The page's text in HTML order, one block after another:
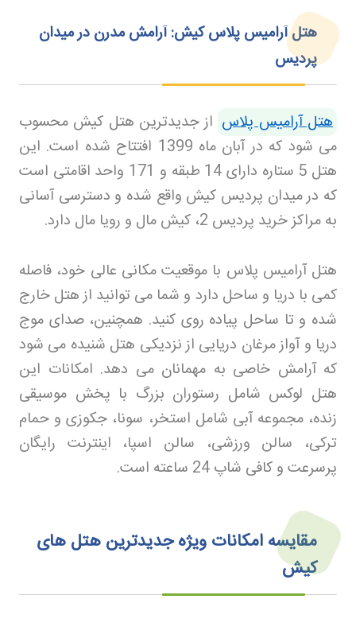
هتل آرامیس پلاس کیش: آرامش مدرن در میدان
پردیس
هتل آرامیس پلاس از جدیدترین هتل کیش محسوب
می‌ شود که در آبان ماه 1399 افتتاح شده است. این
هتل 5 ستاره دارای 14 طبقه و 171 واحد اقامتی است
که در میدان پردیس کیش واقع شده و دسترسی آسانی
به مراکز خرید پردیس 2، کیش مال و رویا مال دارد
.
هتل آرامیس پلاس با موقعیت مکانی عالی خود، فاصله
کمی با دریا و ساحل دارد و شما می‌ توانید از هتل خارج
شده و تا ساحل پیاده‌ روی کنید. همچنین، صدای موج
دریا و آواز مرغان دریایی از نزدیکی هتل شنیده می‌ شود
که آرامش خاصی به مهمانان می‌ دهد. امکانات این
هتل لوکس شامل رستوران بزرگ با پخش موسیقی
زنده، مجموعه آبی شامل استخر، سونا، جکوزی و حمام
ترکی، سالن ورزشی، سالن اسپا، اینترنت رایگان
پرسرعت و کافی‌ شاپ 24 ساعته است
.
مقایسه امکانات ویژه جدیدترین هتل‌ های
کیش